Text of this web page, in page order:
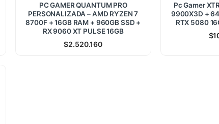
PC GAMER QUANTUM PRO
PERSONALIZADA – AMD RYZEN 7
8700F + 16GB RAM + 960GB SSD +
RX 9060 XT PULSE 16GB
$2.520.160
Pc Gamer
9900X3D +
RTX 5080
$